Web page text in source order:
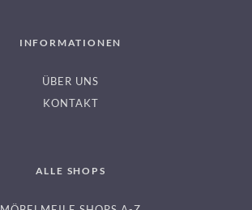
INFORMATIONEN
ÜBER UNS
KONTAKT
ALLE SHOPS